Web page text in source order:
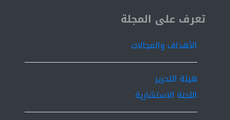
denture base reinforced by NBR particles mixed with
silicon dioxide are ideally suited for dentistry
ISSN 2519-9854
تعرف على المجلة
الأهداف والمجالات
هيئة التحرير
اللجنة الاستشارية